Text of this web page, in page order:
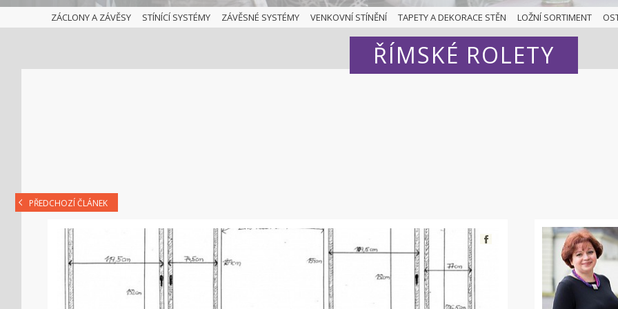
ZÁCLONY A ZÁVĚSY STÍNÍCÍ SYSTÉMY ZÁVĚSNÉ SYSTÉMY VENKOVNÍ STÍNĚNÍ TAPETY A DEKORACE STĚN LOŽNÍ SORTIMENT
ŘÍMSKÉ ROLETY
PŘEDCHOZÍ ČLÁNEK